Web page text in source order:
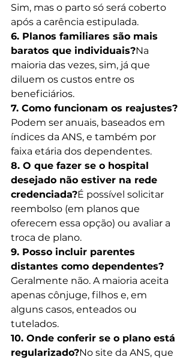
Sim, mas o parto só será coberto
após a carência estipulada.
6. Planos familiares são mais
baratos que individuais?Na
maioria das vezes, sim, já que
diluem os custos entre os
beneficiários.
7. Como funcionam os reajustes?
Podem ser anuais, baseados em
índices da ANS, e também por
faixa etária dos dependentes.
8. O que fazer se o hospital
desejado não estiver na rede
credenciada?É possível solicitar
reembolso (em planos que
oferecem essa opção) ou avaliar a
troca de plano.
9. Posso incluir parentes
distantes como dependentes?
Geralmente não. A maioria aceita
apenas cônjuge, filhos e, em
alguns casos, enteados ou
tutelados.
10. Onde conferir se o plano está
regularizado?No site da ANS, que